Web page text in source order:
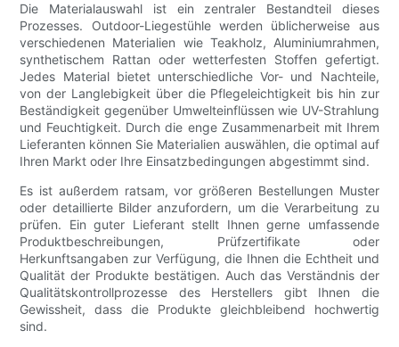
Die Materialauswahl ist ein zentraler Bestandteil dieses
Prozesses. Outdoor-Liegestühle werden üblicherweise aus
verschiedenen Materialien wie Teakholz, Aluminiumrahmen,
synthetischem Rattan oder wetterfesten Stoffen gefertigt.
Jedes Material bietet unterschiedliche Vor- und Nachteile,
von der Langlebigkeit über die Pflegeleichtigkeit bis hin zur
Beständigkeit gegenüber Umwelteinflüssen wie UV-Strahlung
und Feuchtigkeit. Durch die enge Zusammenarbeit mit Ihrem
Lieferanten können Sie Materialien auswählen, die optimal auf
Ihren Markt oder Ihre Einsatzbedingungen abgestimmt sind.
Es ist außerdem ratsam, vor größeren Bestellungen Muster
oder detaillierte Bilder anzufordern, um die Verarbeitung zu
prüfen. Ein guter Lieferant stellt Ihnen gerne umfassende
Produktbeschreibungen, Prüfzertifikate oder
Herkunftsangaben zur Verfügung, die Ihnen die Echtheit und
Qualität der Produkte bestätigen. Auch das Verständnis der
Qualitätskontrollprozesse des Herstellers gibt Ihnen die
Gewissheit, dass die Produkte gleichbleibend hochwertig
sind.